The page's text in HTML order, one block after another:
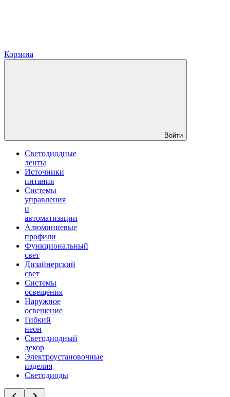
Корзина
Войти
Светодиодные
ленты
Источники
питания
Системы
управления
и
автоматизации
Алюминиевые
профили
Функциональный
свет
Дизайнерский
свет
Системы
освещения
Наружное
освещение
Гибкий
неон
Светодиодный
декор
Электроустановочные
изделия
Светодиоды